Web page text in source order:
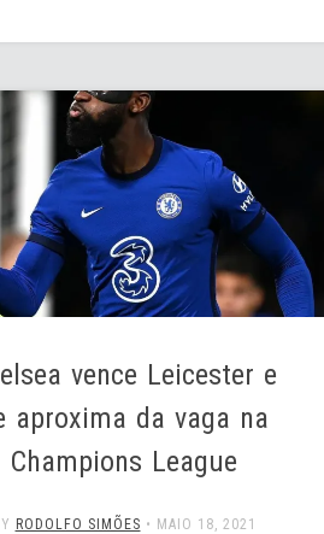
vence Leicester e
aproxima da vaga na
Champions League
RODOLFO SIMÕES • MAIO 18, 2021